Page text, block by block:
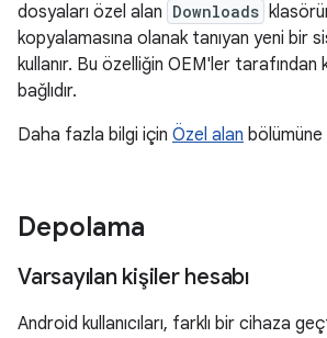
dosyaları özel alan Downloads
kopyalamasına olanak tanıyan yeni bir
kullanır. Bu özelliğin OEM'ler tarafından
bağlıdır.
Daha fazla bilgi için Özel alan bölümüne
Depolama
Varsayılan kişiler hesabı
Android kullanıcıları, farklı bir cihaza